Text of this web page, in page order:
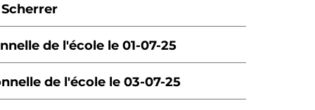
de l'école le 01-07-25
de l'école le 03-07-25